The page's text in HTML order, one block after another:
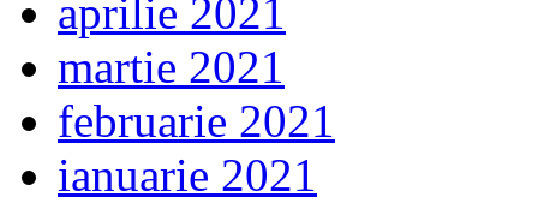
aprilie 2021
martie 2021
februarie 2021
ianuarie 2021